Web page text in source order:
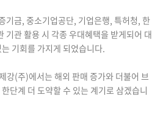
기금, 중소기업공단, 기업은행, 특허청, 한
기관 활용 시 각종 우대혜택을 받게되어 대
기회를 가지게 되었습니다.
강(주)에서는 해외 판매 증가와 더불어 브
단계 더 도약할 수 있는 계기로 삼겠습니